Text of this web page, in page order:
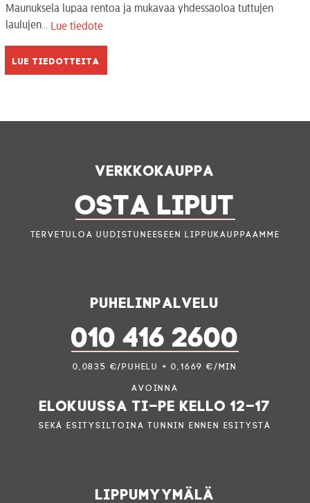
Maunuksela lupaa rentoa ja mukavaa yhdessäoloa tuttujen
laulujen... Lue tiedote
Lue tiedotteita
Verkkokauppa
OSTA LIPUT
Tervetuloa uudistuneeseen lippukauppaamme
Puhelinpalvelu
010 416 2600
0,0835 €/puhelu + 0,1669 €/min
Avoinna
elokuussa ti–pe kello 12–17
sekä esitysiltoina tunnin ennen esitystä
Lippumyymälä